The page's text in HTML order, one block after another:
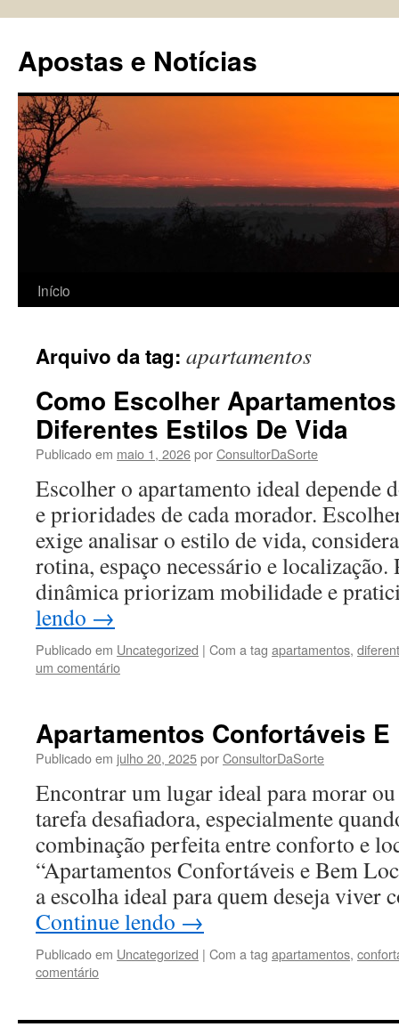
conteúdo
Apostas e Notícias
Início
Arquivo da tag: apartamentos
Como Escolher
Diferentes Estilos De Vida
Publicado em maio 1, 2026porConsultorDaSorte
Escolher o apartamento ideal depende
e prioridades de cada morador.
exige analisar o estilo de vida,
rotina, espaço necessário e localização.
dinâmica priorizam mobilidade e
lendo →
Publicado em Uncategorized | Com a tag apartamentos,
um comentário
Apartamentos Confortáveis
Publicado em julho 20, 2025porConsultorDaSorte
Encontrar um lugar ideal para morar
tarefa desafiadora, especialmente
combinação perfeita entre conforto e
“Apartamentos Confortáveis e Bem
a escolha ideal para quem deseja
Continue lendo →
Publicado em Uncategorized | Com a tag apartamentos,
comentário